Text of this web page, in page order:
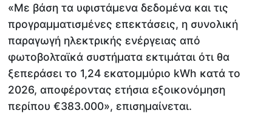
«Με βάση τα υφιστάμενα δεδομένα και τις
προγραμματισμένες επεκτάσεις, η συνολική
παραγωγή ηλεκτρικής ενέργειας από
φωτοβολταϊκά συστήματα εκτιμάται ότι θα
ξεπεράσει το 1,24 εκατομμύριο kWh κατά το
2026, αποφέροντας ετήσια εξοικονόμηση
περίπου €383.000», επισημαίνεται.